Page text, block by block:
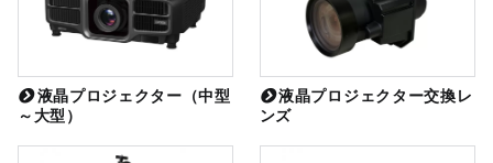
液晶プロジェクター（中型
～大型）
液晶プロジェクター交換レ
ンズ